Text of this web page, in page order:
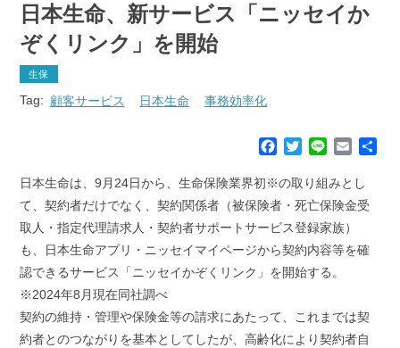
日本生命、新サービス「ニッセイか
ぞくリンク」を開始
生保
Tag: 顧客サービス 日本生命 事務効率化
c
e
o
o
k
T
t
e
r
n
e
E
a
i
日本生命は、9月24日から、生命保険業界初※の取り組みとし
て、契約者だけでなく、契約関係者（被保険者・死亡保険金受
取人・指定代理請求人・契約者サポートサービス登録家族）
も、日本生命アプリ・ニッセイマイページから契約内容等を確
認できるサービス「ニッセイかぞくリンク」を開始する。
※2024年8月現在同社調べ
契約の維持・管理や保険金等の請求にあたって、これまでは契
約者とのつながりを基本としてしたが、高齢化により契約者自